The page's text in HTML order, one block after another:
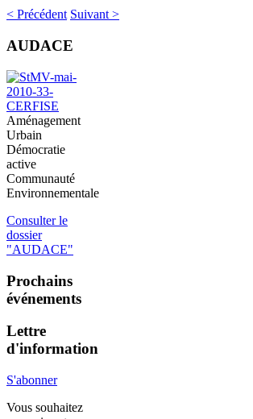
< Précédent Suivant >
AUDACE
Aménagement
Urbain
Démocratie
active
Communauté
Environnementale
Consulter le
dossier
"AUDACE"
Prochains
événements
Lettre
d'information
S'abonner
Vous souhaitez